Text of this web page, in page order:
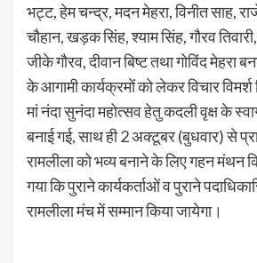
भट्ट, हेम चन्द्र, मदन मेहरा, विनीत साह,
चौहान, खड़क सिंह, श्याम सिंह, गौरव
जीके गौरव, दीवान बिष्ट तथा गोविंद मेहरा
के आगामी कार्यक्रमों को लेकर विचार विमर्श
मां नंदा सुनंदा महोत्सव हेतु कदली वृक्ष के
बनाई गई, साथ ही 2 अक्टूबर (बुधवार) से
रामलीला को भव्य बनाने के लिए गहन मंथन
गया कि पुराने कार्यकर्ताओं व पुराने
रामलीला मंच में सम्मान किया जायेगा।